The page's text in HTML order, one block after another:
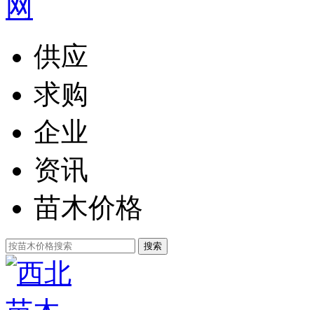
供应
求购
企业
资讯
苗木价格